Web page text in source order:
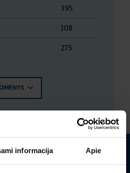
informacija Apie
395
108
275